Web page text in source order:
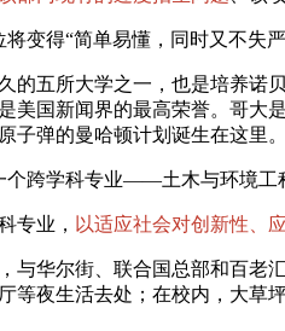
变得“简单易懂，同时又不
的五所大学之一，也是培养诺
美国新闻界的最高荣誉。哥大
子弹的曼哈顿计划诞生在这里。
个跨学科专业——土木与环境工
专业， 以适应社会对创新性、
与华尔街、联合国总部和百老
等夜生活去处；在校内，大草